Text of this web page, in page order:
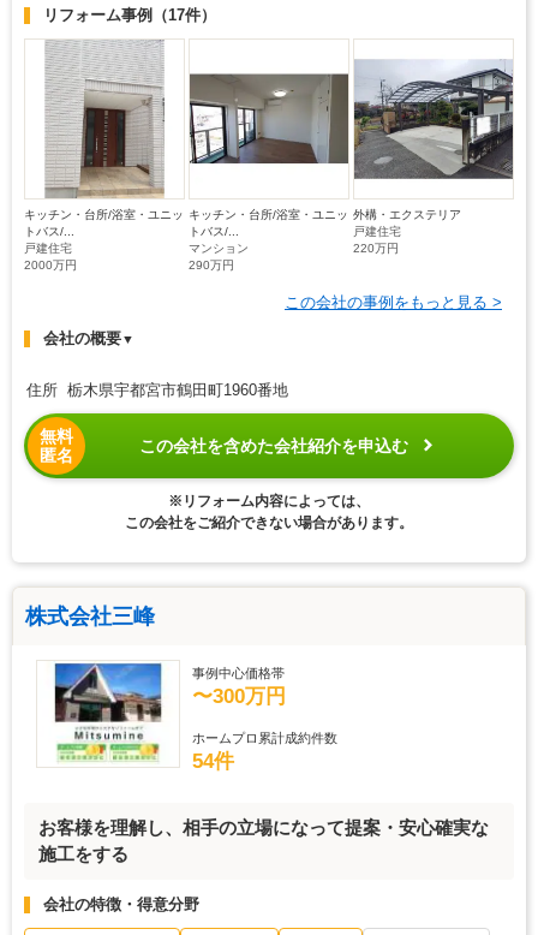
リフォーム事例 （17件）
キッチン・台所/浴室・ユニッ
トバス/...
戸建住宅
2000万円
キッチン・台所/浴室・ユニッ
トバス/...
マンション
290万円
外構・エクステリア
戸建住宅
220万円
この会社の事例をもっと見る >
会社の概要▼
住所 栃木県宇都宮市鶴田町1960番地
無料
匿名
この会社を含めた会社紹介を申込む
※リフォーム内容によっては、
この会社をご紹介できない場合があります。
株式会社三峰
事例中心価格帯
〜300万円
ホームプロ累計成約件数
54件
お客様を理解し、相手の立場になって提案・安心確実な
施工をする
会社の特徴・得意分野